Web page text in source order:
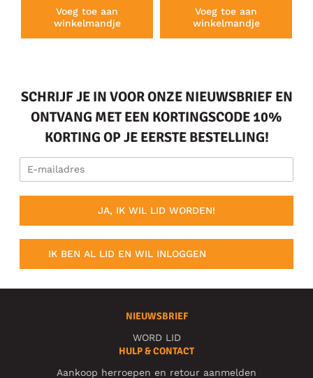
Voeg toe aan
winkelmandje
Voeg toe aan
winkelmandje
SCHRIJF JE IN VOOR ONZE NIEUWSBRIEF EN
ONTVANG MET EEN KORTINGSCODE 10%
KORTING OP JE EERSTE BESTELLING!
JA, IK WIL LID WORDEN!
IK BEN AL LID EN WIL INLOGGEN
NIEUWSBRIEF
WORD LID
HULP & CONTACT
Aankoop herroepen en retour aanmelden